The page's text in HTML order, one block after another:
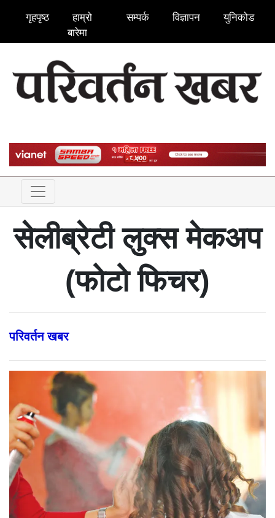
गृहपृष्ठ
हाम्रो
बारेमा
सम्पर्क विज्ञापन युनिकोड
सेलीब्रेटी लुक्स मेकअप
(फोटो फिचर)
परिवर्तन खबर